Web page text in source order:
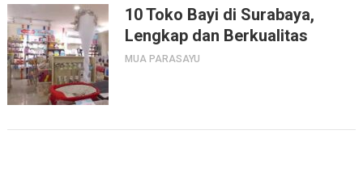
10 Toko Bayi di Surabaya,
Lengkap dan Berkualitas
MUA PARASAYU